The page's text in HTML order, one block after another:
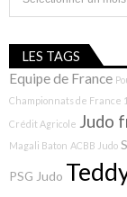
LES TAGS
Equipe de France
Championnats de France
Crédit Agricole Judo
Magali Baton ACBB Judo
PSG Judo